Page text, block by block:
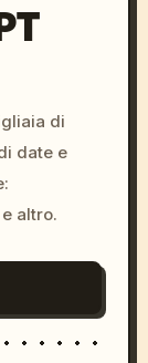
di
date e
altro.